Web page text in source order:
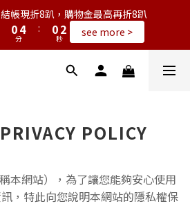
帳現折8趴，購物金最高再折8趴
1
0
5
4
3
分
:
1
0
2
1
0
秒 see more >
POLICY
本網站），為了讓您能夠安心使用
，特此向您說明本網站的隱私權保